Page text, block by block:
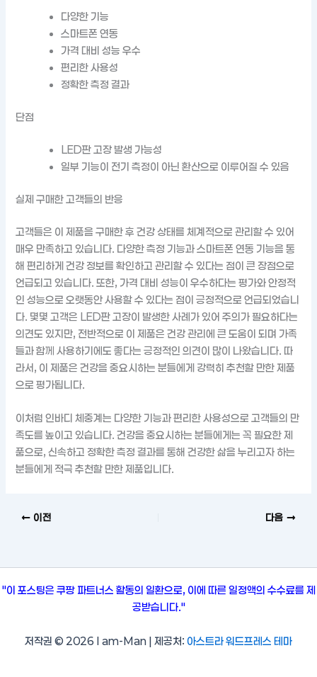
다양한 기능
스마트폰 연동
가격 대비 성능 우수
편리한 사용성
정확한 측정 결과
단점
LED판 고장 발생 가능성
일부 기능이 전기 측정이 아닌 환산으로 이루어질 수 있음
실제 구매한 고객들의 반응
고객들은 이 제품을 구매한 후 건강 상태를 체계적으로 관리할 수 있어
매우 만족하고 있습니다. 다양한 측정 기능과 스마트폰 연동 기능을 통
해 편리하게 건강 정보를 확인하고 관리할 수 있다는 점이 큰 장점으로
언급되고 있습니다. 또한, 가격 대비 성능이 우수하다는 평가와 안정적
인 성능으로 오랫동안 사용할 수 있다는 점이 긍정적으로 언급되었습니
다. 몇몇 고객은 LED판 고장이 발생한 사례가 있어 주의가 필요하다는
의견도 있지만, 전반적으로 이 제품은 건강 관리에 큰 도움이 되며 가족
들과 함께 사용하기에도 좋다는 긍정적인 의견이 많이 나왔습니다. 따
라서, 이 제품은 건강을 중요시하는 분들에게 강력히 추천할 만한 제품
으로 평가됩니다.
이처럼 인바디 체중계는 다양한 기능과 편리한 사용성으로 고객들의 만
족도를 높이고 있습니다. 건강을 중요시하는 분들에게는 꼭 필요한 제
품으로, 신속하고 정확한 측정 결과를 통해 건강한 삶을 누리고자 하는
분들에게 적극 추천할 만한 제품입니다.
이전 다음
"이 포스팅은 쿠팡 파트너스 활동의 일환으로, 이에 따른 일정액의 수수료를 제
공받습니다."
저작권 © 2026 I am-Man | 제공처: 아스트라 워드프레스 테마